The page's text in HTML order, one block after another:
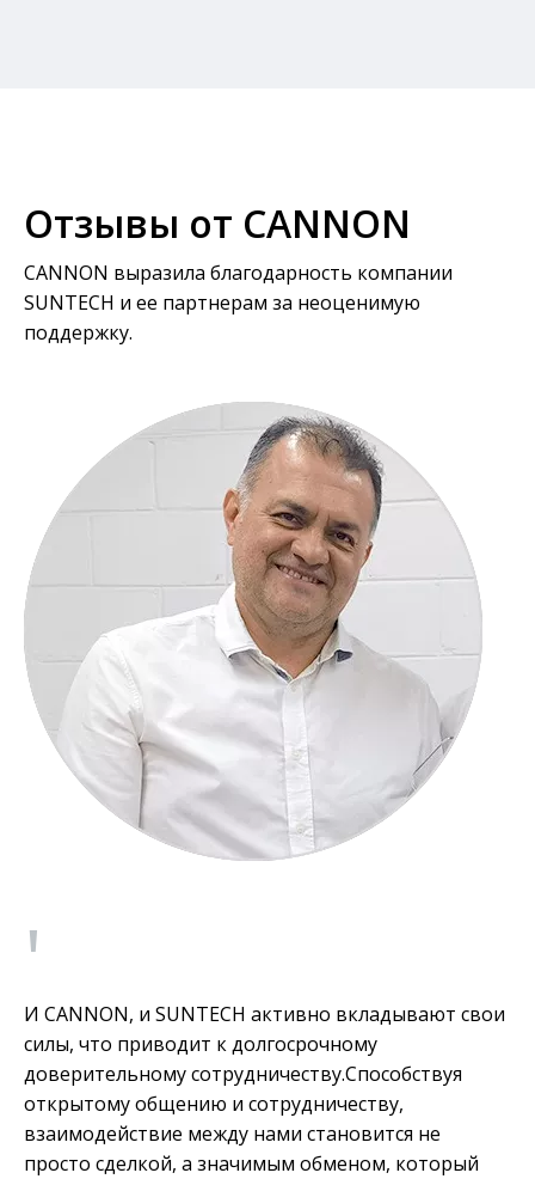
Отзывы от CANNON
CANNON выразила благодарность компании
SUNTECH и ее партнерам за неоценимую
поддержку.
'
И CANNON, и SUNTECH активно вкладывают свои
силы, что приводит к долгосрочному
доверительному сотрудничеству.Способствуя
открытому общению и сотрудничеству,
взаимодействие между нами становится не
просто сделкой, а значимым обменом, который